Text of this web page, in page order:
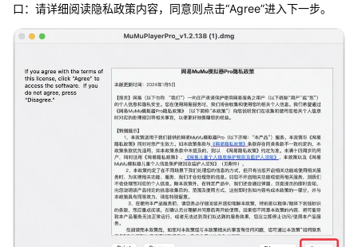
口：请详细阅读隐私政策内容，同意则点击“Agree”进入下一步。